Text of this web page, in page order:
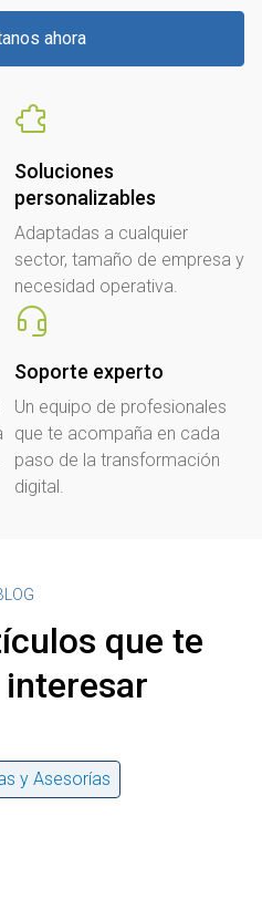
ahora
Soluciones
personalizables
Adaptadas a cualquier
sector, tamaño de empresa y
necesidad operativa.
Soporte experto
Un equipo de profesionales
que te acompaña en cada
paso de la transformación
digital.
que te
y Asesorías